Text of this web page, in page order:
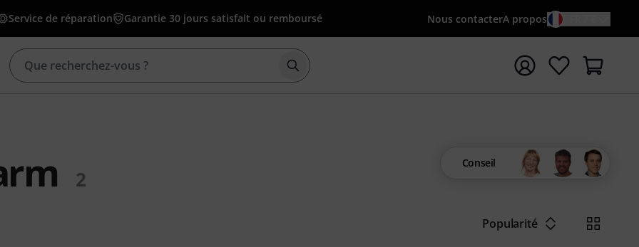
Service de réparation Garantie 30 jours satisfait ou remboursé Nous contacterA propos
Démarrer la recherche avec le terme de recherche
2
Conseil
Popularité